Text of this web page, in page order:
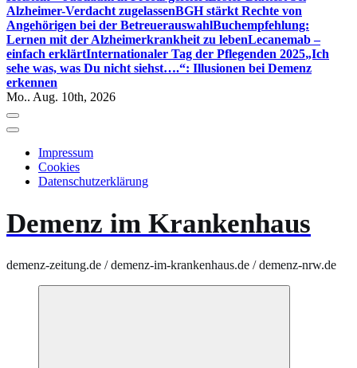
Alzheimer-Verdacht zugelassenBGH stärkt Rechte von
Angehörigen bei der BetreuerauswahlBuchempfehlung:
Lernen mit der Alzheimerkrankheit zu lebenLecanemab –
einfach erklärtInternationaler Tag der Pflegenden 2025„Ich
sehe was, was Du nicht siehst….“: Illusionen bei Demenz
erkennen
Mo.. Aug. 10th, 2026
Impressum
Cookies
Datenschutzerklärung
Demenz im Krankenhaus
demenz-zeitung.de / demenz-im-krankenhaus.de / demenz-nrw.de